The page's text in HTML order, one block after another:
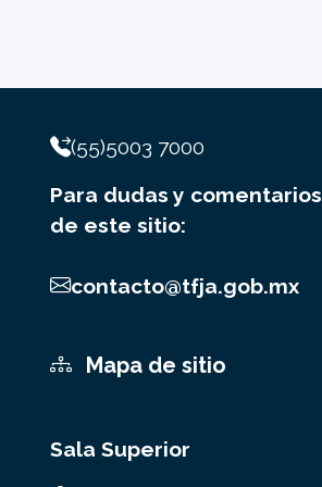
(55)5003 7000
Para dudas y comentarios
de este sitio:
contacto@tfja.gob.mx
Mapa de sitio
Sala Superior